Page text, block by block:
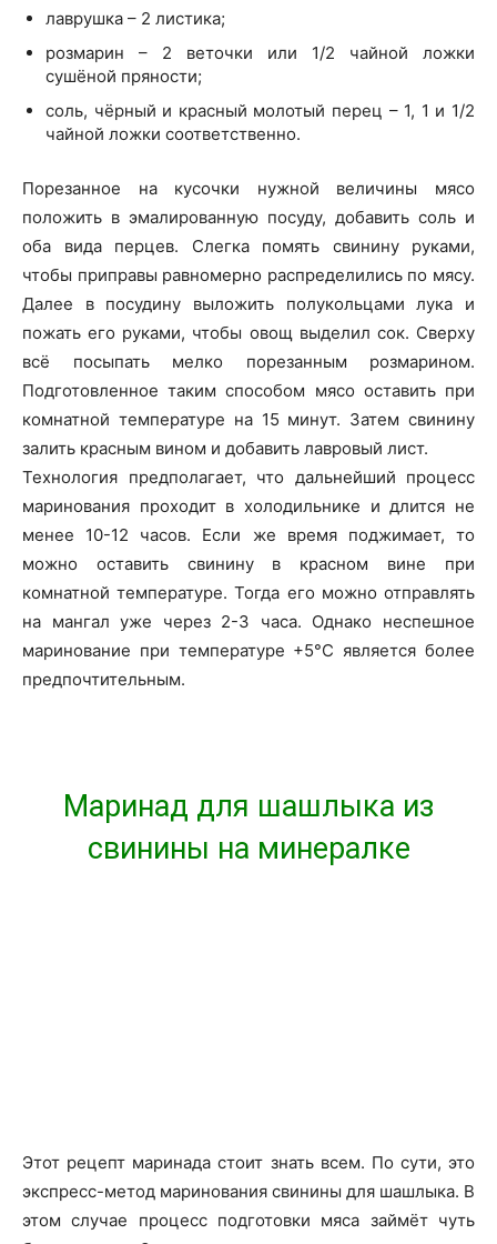
лаврушка – 2 листика;
розмарин – 2 веточки или 1/2 чайной ложки
сушёной пряности;
соль, чёрный и красный молотый перец – 1, 1 и 1/2
чайной ложки соответственно.
Порезанное на кусочки нужной величины мясо
положить в эмалированную посуду, добавить соль и
оба вида перцев. Слегка помять свинину руками,
чтобы приправы равномерно распределились по мясу.
Далее в посудину выложить полукольцами лука и
пожать его руками, чтобы овощ выделил сок. Сверху
всё посыпать мелко порезанным розмарином.
Подготовленное таким способом мясо оставить при
комнатной температуре на 15 минут. Затем свинину
залить красным вином и добавить лавровый лист.
Технология предполагает, что дальнейший процесс
маринования проходит в холодильнике и длится не
менее 10-12 часов. Если же время поджимает, то
можно оставить свинину в красном вине при
комнатной температуре. Тогда его можно отправлять
на мангал уже через 2-3 часа. Однако неспешное
маринование при температуре +5°C является более
предпочтительным.
Маринад для шашлыка из
свинины на минералке
Этот рецепт маринада стоит знать всем. По сути, это
экспресс-метод маринования свинины для шашлыка. В
этом случае процесс подготовки мяса займёт чуть